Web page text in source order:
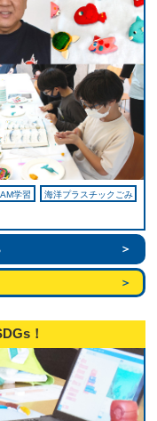
学習 海洋プラスチックごみ
！